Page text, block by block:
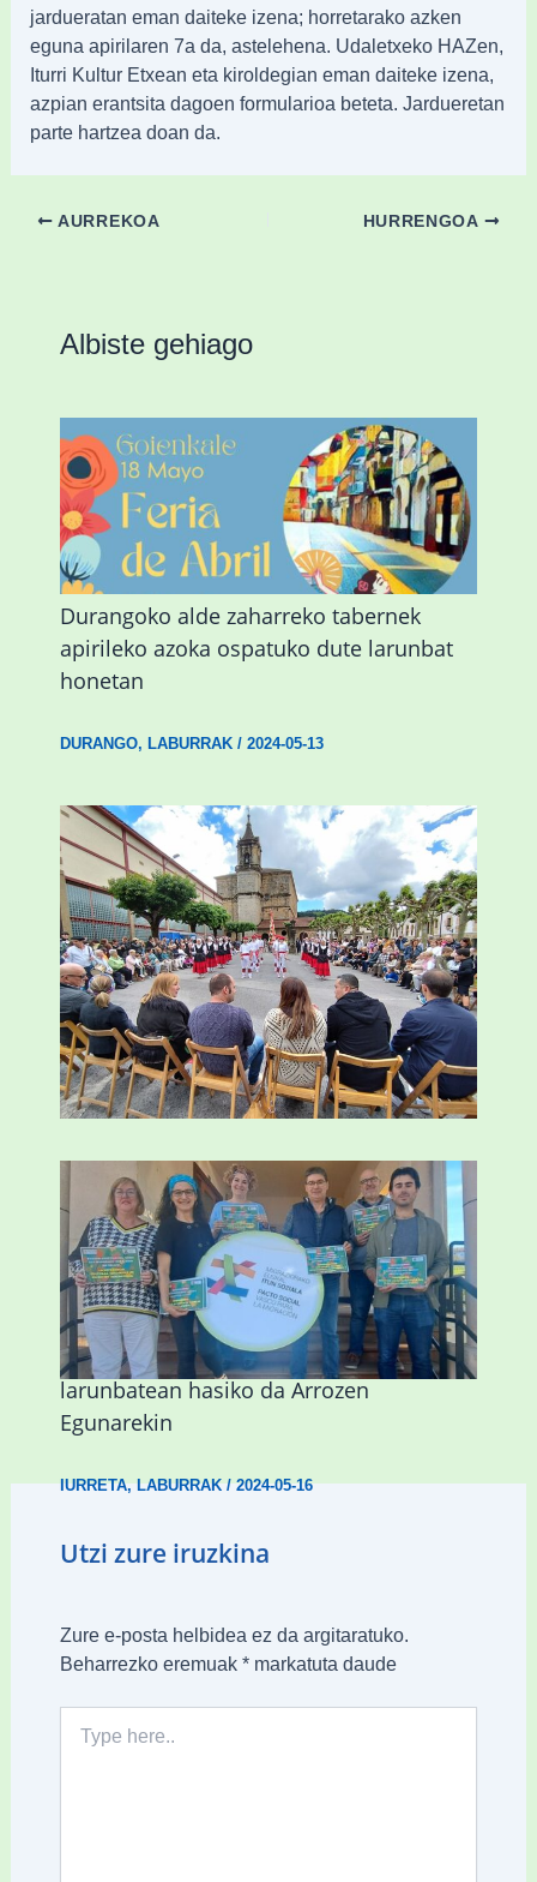
jardueratan eman daiteke izena; horretarako azken
eguna apirilaren 7a da, astelehena. Udaletxeko HAZen,
Iturri Kultur Etxean eta kiroldegian eman daiteke izena,
azpian erantsita dagoen formularioa beteta. Jardueretan
parte hartzea doan da.
AURREKOA HURRENGOA
Albiste gehiago
Durangoko alde zaharreko tabernek
apirileko azoka ospatuko dute larunbat
honetan
DURANGO, LABURRAK/ 2024-05-13
Abadiñok doako autobus bat pleitatuko
du San Trokaz jaietarako
LABURRAK/2024-05-15
Iurretako Kultur Aniztasunaren Astea
larunbatean hasiko da Arrozen
Egunarekin
IURRETA,LABURRAK/2024-05-16
Utzi zure iruzkina
Zure e-posta helbidea ez da argitaratuko.
Beharrezko eremuak *markatuta daude
here..